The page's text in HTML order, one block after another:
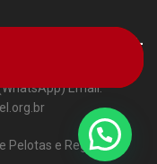
- RS,
96015-
Email:
Pelotas e Região